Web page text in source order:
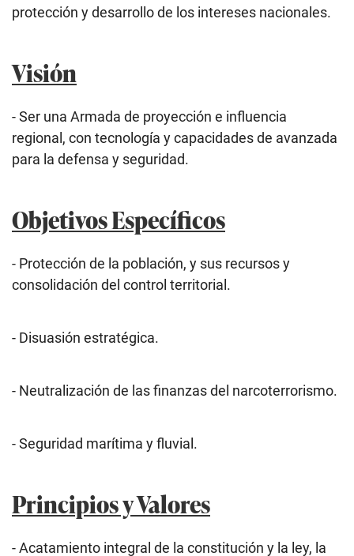
protección y desarrollo de los intereses nacionales.
Visión
- Ser una Armada de proyección e influencia
regional, con tecnología y capacidades de avanzada
para la defensa y seguridad.
Objetivos Específicos
- Protección de la población, y sus recursos y
consolidación del control territorial.
- Disuasión estratégica.
- Neutralización de las finanzas del narcoterrorismo.
- Seguridad marítima y fluvial.
Principios y Valores
- Acatamiento integral de la constitución y la ley, la